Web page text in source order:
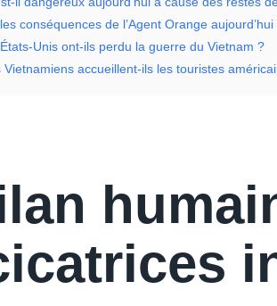
conséquences de l’Agent Orange aujourd’hui
Unis ont-ils perdu la guerre du Vietnam ?
accueillent-ils les touristes